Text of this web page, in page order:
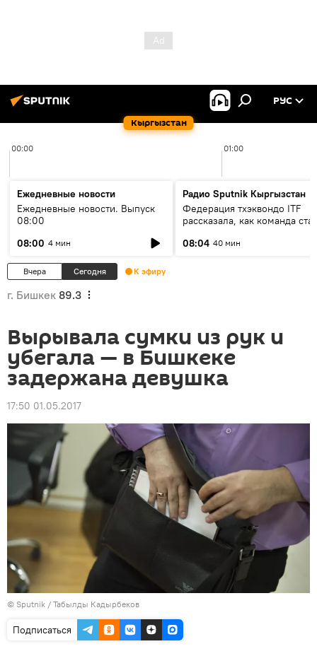
Кыргызстан
РУС
00:00 01:00
Ежедневные новости
Ежедневные новости. Выпуск
08:00
08:00 4 мин
Радио Sputnik Кыргызстан
Федерация тхэквондо ITF
рассказала, как команда
08:04 40 мин
Вчера Сегодня К эфиру
г. Бишкек 89.3
Вырывала сумки из рук и
убегала — в Бишкеке
задержана девушка
17:50 01.05.2017
© Sputnik / Табылды Кадырбеков
Подписаться